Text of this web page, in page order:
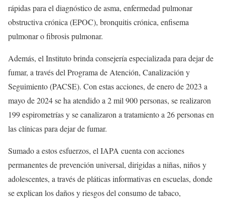
rápidas para el diagnóstico de asma, enfermedad pulmonar
obstructiva crónica (EPOC), bronquitis crónica, enfisema
pulmonar o fibrosis pulmonar.
Además, el Instituto brinda consejería especializada para dejar de
fumar, a través del Programa de Atención, Canalización y
Seguimiento (PACSE). Con estas acciones, de enero de 2023 a
mayo de 2024 se ha atendido a 2 mil 900 personas, se realizaron
199 espirometrías y se canalizaron a tratamiento a 26 personas en
las clínicas para dejar de fumar.
Sumado a estos esfuerzos, el IAPA cuenta con acciones
permanentes de prevención universal, dirigidas a niñas, niños y
adolescentes, a través de pláticas informativas en escuelas, donde
se explican los daños y riesgos del consumo de tabaco,